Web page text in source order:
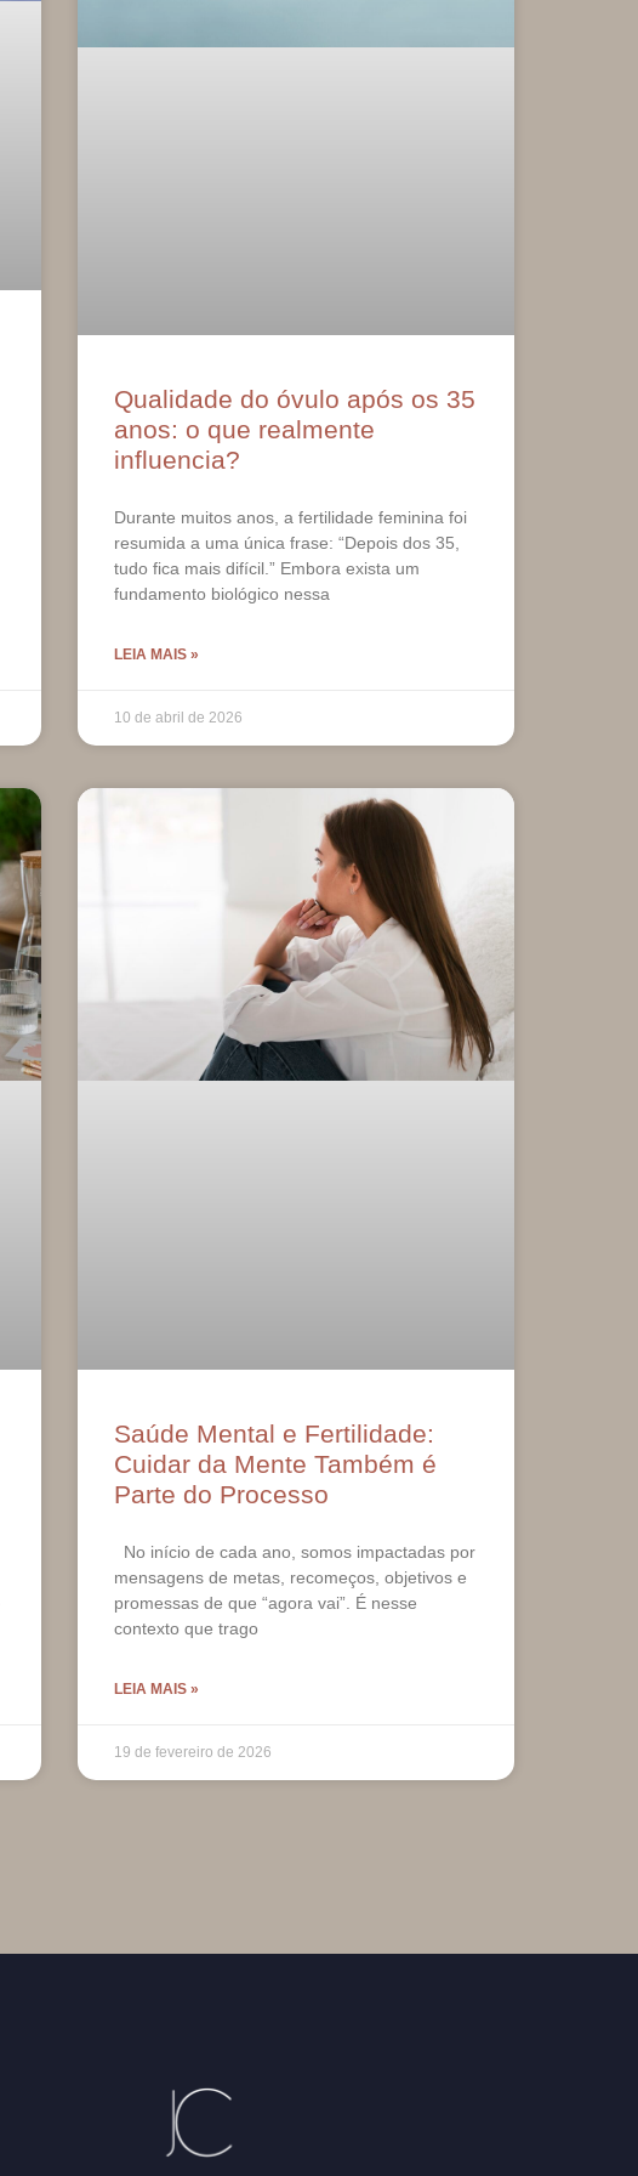
Qualidade do óvulo após os 35
anos: o que realmente
influencia?
Durante muitos anos, a fertilidade feminina foi
resumida a uma única frase: “Depois dos 35,
tudo fica mais difícil.” Embora exista um
fundamento biológico nessa
LEIA MAIS »
10 de abril de 2026
Saúde Mental e Fertilidade:
Cuidar da Mente Também é
Parte do Processo
No início de cada ano, somos impactadas por
mensagens de metas, recomeços, objetivos e
promessas de que “agora vai”. É nesse
contexto que trago
LEIA MAIS »
19 de fevereiro de 2026